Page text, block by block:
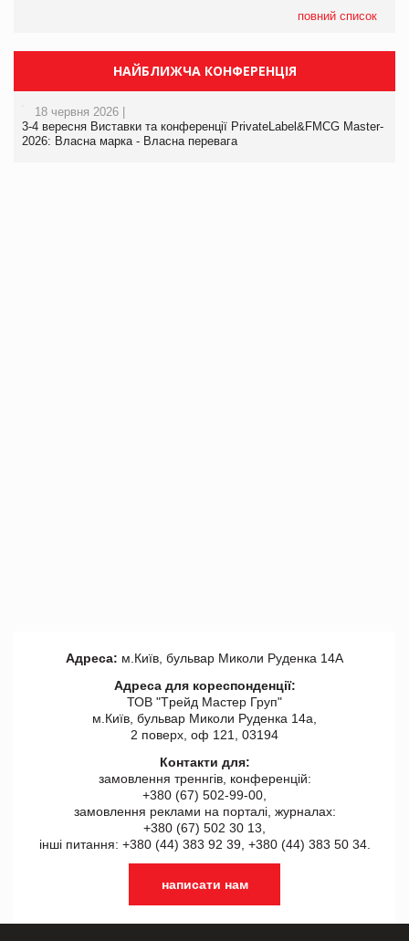
повний список
НАЙБЛИЖЧА КОНФЕРЕНЦІЯ
18 червня 2026 |
3-4 вересня Виставки та конференції PrivateLabel&FMCG Master-
2026: Власна марка - Власна перевага
Адреса: м.Київ, бульвар Миколи Руденка 14А
Адреса для кореспонденції:
ТОВ "Tрейд Мастер Груп"
м.Київ, бульвар Миколи Руденка 14а,
2 поверх, оф 121, 03194
Контакти для:
замовлення треннгів, конференцій:
+380 (67) 502-99-00,
замовлення реклами на порталі, журналах:
+380 (67) 502 30 13,
інші питання: +380 (44) 383 92 39, +380 (44) 383 50 34.
написати нам